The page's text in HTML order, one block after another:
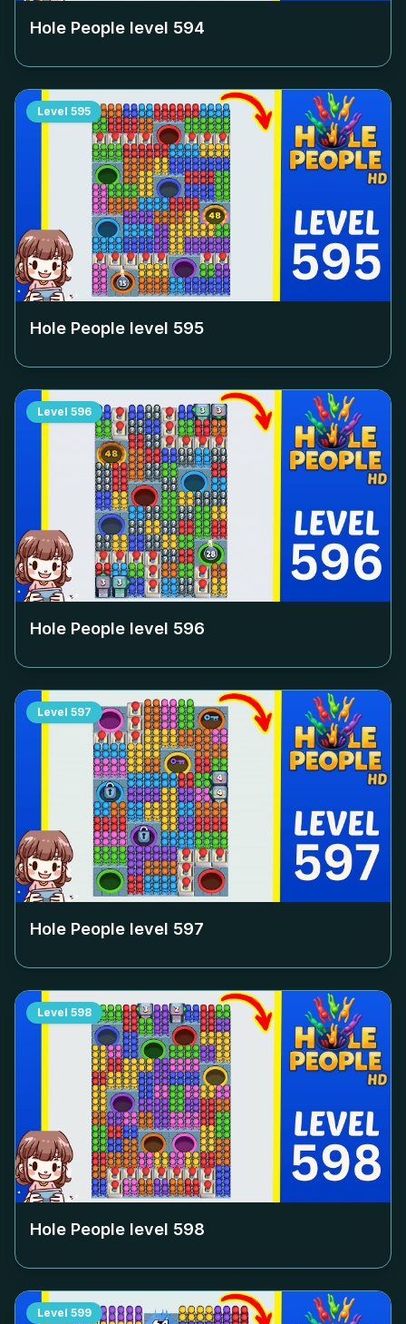
Hole People level 594
Level 595
Hole People level 595
Level 596
Hole People level 596
Level 597
Hole People level 597
Level 598
Hole People level 598
Level 599